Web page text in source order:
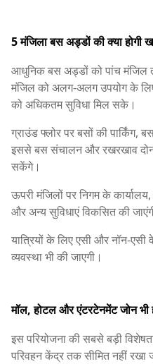
5 मंजिला बस अड्डों की क्या होगी
आधुनिक बस अड्डों को पांच मंजिल
मंजिल को अलग-अलग उपयोग के लिए
को अधिकतम सुविधा मिल सके।
ग्राउंड फ्लोर पर बसों की पार्किंग,
इससे बस संचालन और रखरखाव
सकेंगे।
ऊपरी मंजिलों पर निगम के
और अन्य सुविधाएं विकसित की
यात्रियों के लिए एसी और नॉन-
व्यवस्था भी की जाएगी।
मॉल, होटल और एंटरटेनमेंट जोन भी
इस परियोजना की सबसे बड़ी
परिवहन केंद्र तक सीमित नहीं रखा